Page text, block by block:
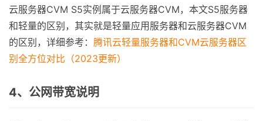
云服务器CVM S5实例属于云服务器CVM，本文S5服务器
和轻量的区别，其实就是轻量应用服务器和云服务器CVM
的区别，详细参考： 腾讯云轻量服务器和CVM云服务器区
别全方位对比（2023更新）
4、公网带宽说明